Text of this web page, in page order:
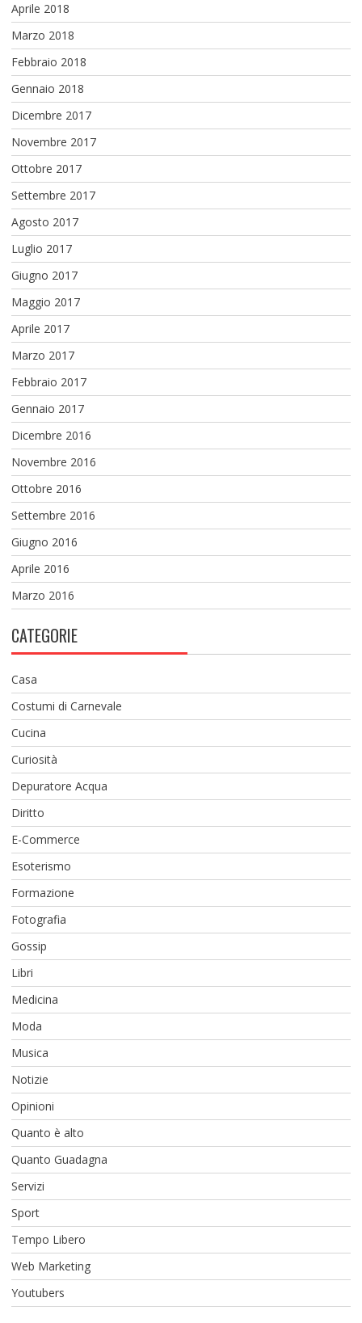
Aprile 2018
Marzo 2018
Febbraio 2018
Gennaio 2018
Dicembre 2017
Novembre 2017
Ottobre 2017
Settembre 2017
Agosto 2017
Luglio 2017
Giugno 2017
Maggio 2017
Aprile 2017
Marzo 2017
Febbraio 2017
Gennaio 2017
Dicembre 2016
Novembre 2016
Ottobre 2016
Settembre 2016
Giugno 2016
Aprile 2016
Marzo 2016
CATEGORIE
Casa
Costumi di Carnevale
Cucina
Curiosità
Depuratore Acqua
Diritto
E-Commerce
Esoterismo
Formazione
Fotografia
Gossip
Libri
Medicina
Moda
Musica
Notizie
Opinioni
Quanto è alto
Quanto Guadagna
Servizi
Sport
Tempo Libero
Web Marketing
Youtubers